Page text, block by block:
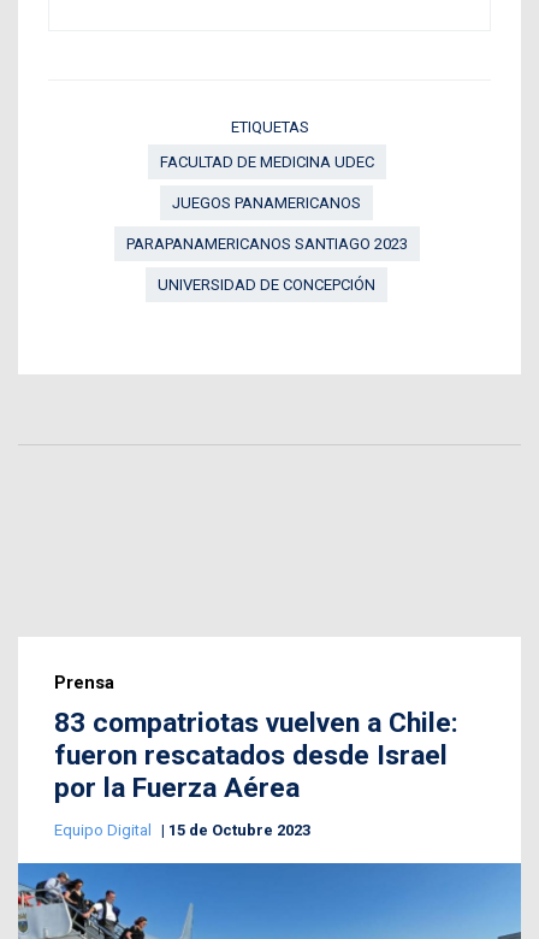
ETIQUETAS
FACULTAD DE MEDICINA UDEC
JUEGOS PANAMERICANOS
PARAPANAMERICANOS SANTIAGO 2023
UNIVERSIDAD DE CONCEPCIÓN
Prensa
83 compatriotas vuelven a Chile:
fueron rescatados desde Israel
por la Fuerza Aérea
Equipo Digital 15 de Octubre 2023